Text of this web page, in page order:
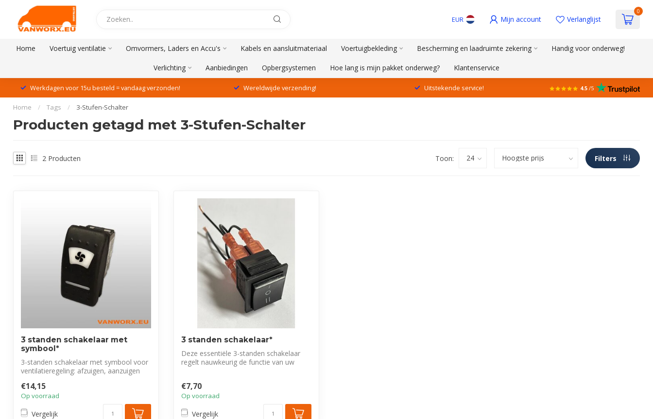
EUR Mijn account Verlanglijst
0
Home Voertuig ventilatie Omvormers, Laders en Accu's Kabels en aansluitmateriaal Voertuigbekleding Bescherming en laadruimte zekering Handig voor onderweg!
Verlichting Aanbiedingen Opbergsystemen Hoe lang is mijn pakket onderweg? Klantenservice
Werkdagen voor 15u besteld = vandaag verzonden! Wereldwijde verzending! Uitstekende service! 4.5 /5
Home / Tags / 3-Stufen-Schalter
Producten getagd met 3-Stufen-Schalter
2 Producten Toon: Filters
3 standen schakelaar met
symbool*
3-standen schakelaar met symbool voor
ventilatieregeling: afzuigen, aanzuigen
€14,15
Op voorraad
Vergelijk
3 standen schakelaar*
Deze essentiële 3-standen schakelaar
regelt nauwkeurig de functie van uw
€7,70
Op voorraad
Vergelijk